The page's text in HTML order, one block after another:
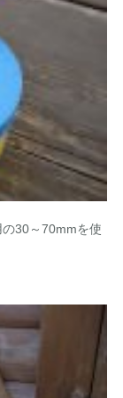
30～70mmを使